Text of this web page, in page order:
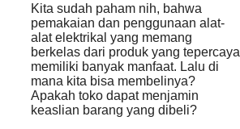
Kita sudah paham nih, bahwa
pemakaian dan penggunaan alat-
alat elektrikal yang memang
berkelas dari produk yang tepercaya
memiliki banyak manfaat. Lalu di
mana kita bisa membelinya?
Apakah toko dapat menjamin
keaslian barang yang dibeli?